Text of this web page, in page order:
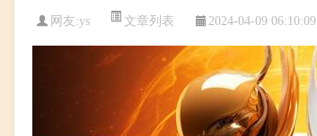
网友:ys 文章列表 2024-04-09 06:10:09